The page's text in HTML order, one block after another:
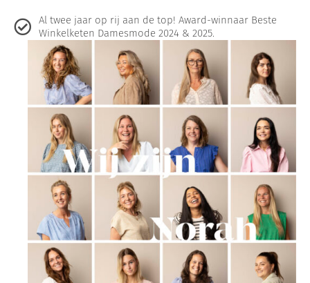
Al twee jaar op rij aan de top! Award-winnaar Beste
Winkelketen Damesmode 2024 & 2025.